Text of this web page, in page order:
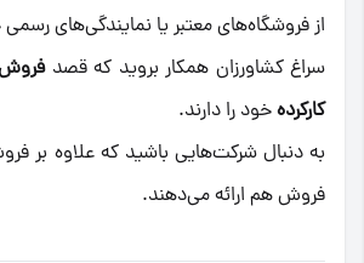
از فروشگاه‌های معتبر یا نمایندگی‌های
سراغ کشاورزان همکار بروید که قصدفروش
کارکردهخود را دارند.
به دنبال شرکت‌هایی باشید که علاوه بر
فروش هم ارائه می‌دهند.